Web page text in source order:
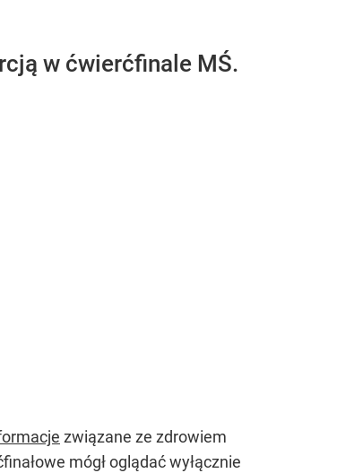
w ćwierćfinale MŚ.
związane ze zdrowiem
mógł oglądać wyłącznie